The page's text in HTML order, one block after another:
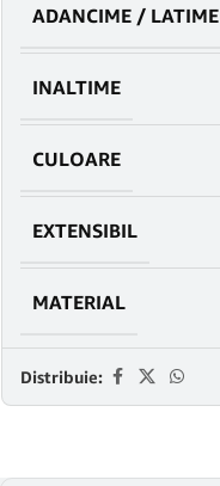
ADANCIME / LATIME
INALTIME
CULOARE
EXTENSIBIL
MATERIAL
Distribuie: